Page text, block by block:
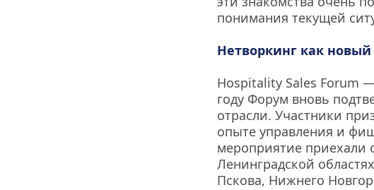
понимания текущей
Нетворкинг как новый
Hospitality Sales Forum
году Форум вновь
отрасли. Участники
опыте управления и
мероприятие приехали
Ленинградской
Пскова, Нижнего